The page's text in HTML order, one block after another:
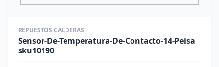
REPUESTOS CALDERAS
Sensor-De-Temperatura-De-Contacto-14-Peisa
sku10190